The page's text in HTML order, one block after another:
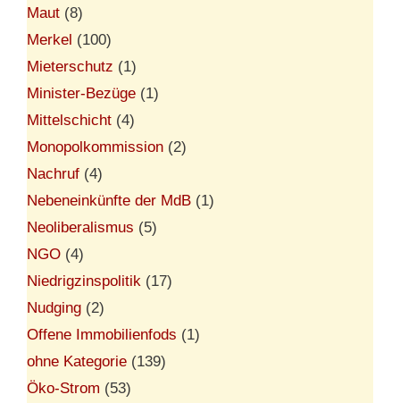
Maut (8)
Merkel (100)
Mieterschutz (1)
Minister-Bezüge (1)
Mittelschicht (4)
Monopolkommission (2)
Nachruf (4)
Nebeneinkünfte der MdB (1)
Neoliberalismus (5)
NGO (4)
Niedrigzinspolitik (17)
Nudging (2)
Offene Immobilienfods (1)
ohne Kategorie (139)
Öko-Strom (53)